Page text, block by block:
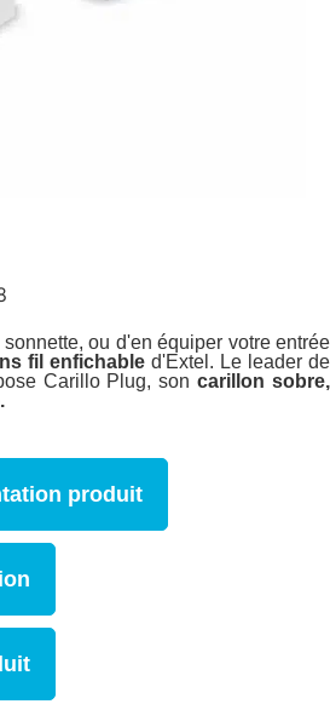
ou d'en équiper votre entrée
fil enfichable d'Extel. Le leader de
Carillo Plug, soncarillon sobre,
produit